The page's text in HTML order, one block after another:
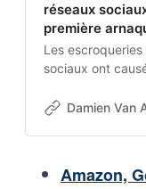
réseaux
première
Les
sociaux ont
en 2025,
Damien Van
Amazon,